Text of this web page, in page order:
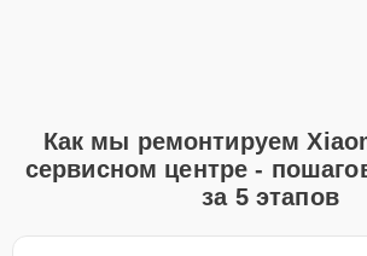
Как мы ремонтируем
сервисном центре -
за 5 этапов